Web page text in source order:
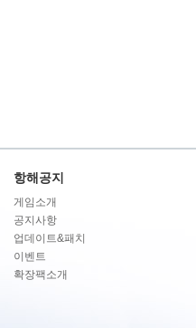
항해공지
게임소개
공지사항
업데이트&패치
이벤트
확장팩소개